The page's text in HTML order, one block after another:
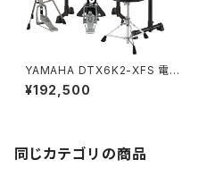
YAMAHA DTX6K2-XFS 電子
ドラム
¥192,500
同じカテゴリの商品